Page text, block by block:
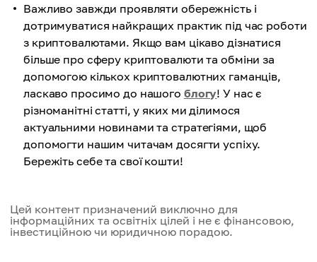
Важливо завжди проявляти обережність і
дотримуватися найкращих практик під час роботи
з криптовалютами. Якщо вам цікаво дізнатися
більше про сферу криптовалюти та обміни за
допомогою кількох криптовалютних гаманців,
ласкаво просимо до нашого блогу! У нас є
різноманітні статті, у яких ми ділимося
актуальними новинами та стратегіями, щоб
допомогти нашим читачам досягти успіху.
Бережіть себе та свої кошти!
Цей контент призначений виключно для
інформаційних та освітніх цілей і не є фінансовою,
інвестиційною чи юридичною порадою.